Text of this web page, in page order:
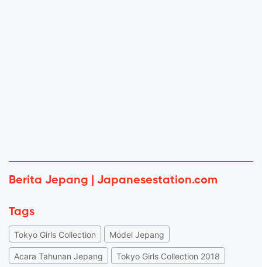
Berita Jepang | Japanesestation.com
Tags
Tokyo Girls Collection Model Jepang
Acara Tahunan Jepang Tokyo Girls Collection 2018